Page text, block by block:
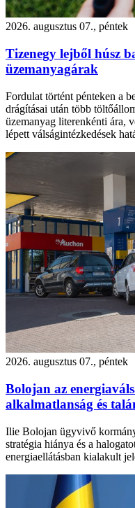
2026. augusztus 07., péntek
Tizenegy lejből húsz
üzemanyagárak
Fordulat történt pénteken a
drágításai után több
üzemanyag literenkénti ára,
lépett válságintézkedések
2026. augusztus 07., péntek
Bolojan az
alkalmatlanság és
Ilie Bolojan ügyvivő
stratégia hiánya és a
energiaellátásban kialakult